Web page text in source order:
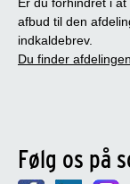
afbud til den
indkaldebrev.
Du finder
Følg os på